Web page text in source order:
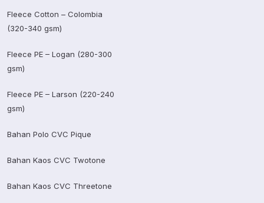
Fleece Cotton – Colombia
(320-340 gsm)
Fleece PE – Logan (280-300
gsm)
Fleece PE – Larson (220-240
gsm)
Bahan Polo CVC Pique
Bahan Kaos CVC Twotone
Bahan Kaos CVC Threetone